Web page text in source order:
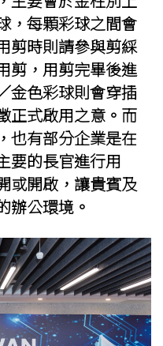
，每顆彩球之間會
剪時則請參與剪綵
剪，用剪完畢後進
金色彩球則會穿插
正式啟用之意。而
也有部分企業是在
要的長官進行用
或開啟，讓貴賓及
辦公環境。